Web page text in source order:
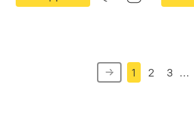
1 2 3 …